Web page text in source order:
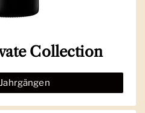
Collection